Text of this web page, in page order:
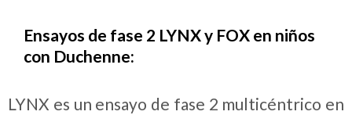
Ensayos de fase 2 LYNX y FOX en niños
con Duchenne:
LYNX es un ensayo de fase 2 multicéntrico en